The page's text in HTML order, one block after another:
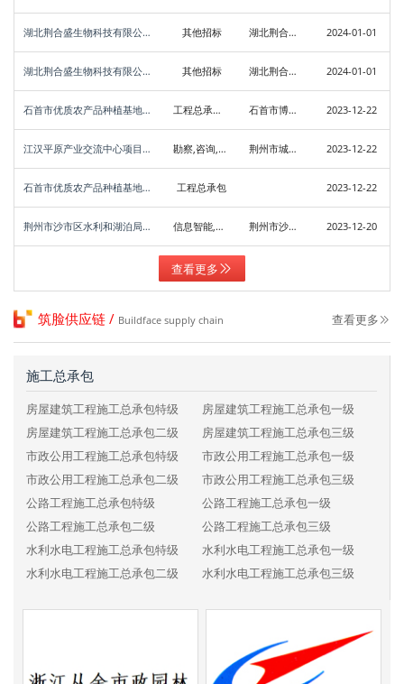
湖北荆合盛生物科技有限公司碳钢储罐采购项目招标公告 其他招标 湖北荆合盛生物科技有限公司 2024-01-01
湖北荆合盛生物科技有限公司钢衬PE储罐采购项目招标公告 其他招标 湖北荆合盛生物科技有限公司 2024-01-01
石首市优质农产品种植基地建设项目EPC总承包项目报建公告(项目编号JZSS-202312SZ-006) 工程总承包,生态环境 石首市博雅碧石生态工程有限公司 2023-12-22
江汉平原产业交流中心项目投资人+工程总承包+运营管理项目报建公告(项目编号JZSJ-202312FJ-102) 勘察,咨询,工程总承包 荆州市城发鑫盛投资有限公司 2023-12-22
石首市优质农产品种植基地建设项目EPC总承包 工程总承包 2023-12-22
荆州市沙市区水利和湖泊局荆州市沙市区天井剅渠小流域综合治理规划设计公开招标公告 信息智能,咨询,市政设计,建筑设计,检测,水利,生态环境,电力,监理,规划 荆州市沙市区水利和湖泊局 2023-12-20
查看更多
筑脸供应链 / Buildface supply chain 查看更多
施工总承包
房屋建筑工程施工总承包特级
房屋建筑工程施工总承包一级
房屋建筑工程施工总承包二级
房屋建筑工程施工总承包三级
市政公用工程施工总承包特级
市政公用工程施工总承包一级
市政公用工程施工总承包二级
市政公用工程施工总承包三级
公路工程施工总承包特级
公路工程施工总承包一级
公路工程施工总承包二级
公路工程施工总承包三级
水利水电工程施工总承包特级
水利水电工程施工总承包一级
水利水电工程施工总承包二级
水利水电工程施工总承包三级
铁路工程施工总承包一级
铁路工程施工总承包三级